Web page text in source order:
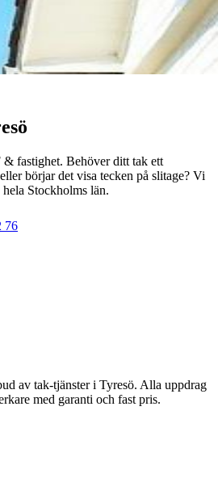
fastighet. Behöver ditt tak ett
börjar det visa tecken på slitage? Vi
Stockholms län.
76
av tak-tjänsteri Tyresö. Alla uppdrag
med garanti och fast pris.